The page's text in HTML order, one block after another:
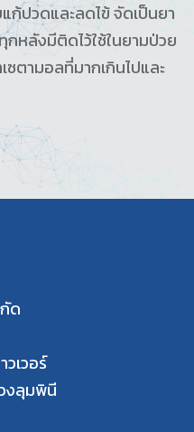
ก้ปวดและลดไข้ จัดเป็นยา
กหลังมีติดไว้ใช้ในยามป่วย
ซตามอลที่มากเกินไปและ
ด
วเวอร์
งลุมพินี